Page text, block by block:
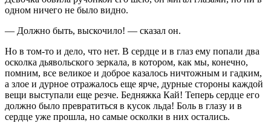
одном ничего не было видно.
— Должно быть, выскочило! — сказал он.
Но в том-то и дело, что нет. В сердце и в глаз ему попали два
осколка дьявольского зеркала, в котором, как мы, конечно,
помним, все великое и доброе казалось ничтожным и гадким,
а злое и дурное отражалось еще ярче, дурные стороны каждой
вещи выступали еще резче. Бедняжка Кай! Теперь сердце его
должно было превратиться в кусок льда! Боль в глазу и в
сердце уже прошла, но самые осколки в них остались.